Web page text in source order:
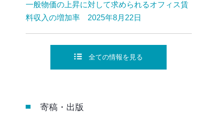
一般物価の上昇に対して求められるオフィス賃
料収入の増加率 2025年8月22日
全ての情報を見る
寄稿・出版